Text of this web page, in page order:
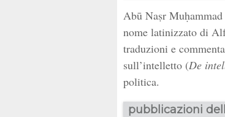
Abū Naṣr
nome latinizzato di
traduzioni e
sull’intelletto (De
politica.
pubblicazioni